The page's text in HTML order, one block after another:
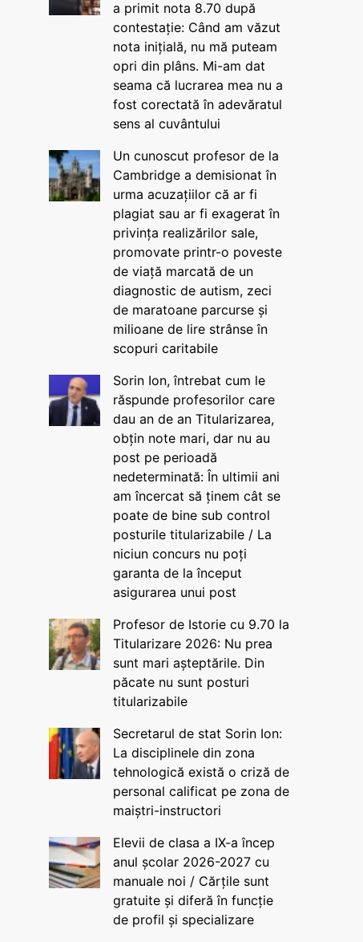
a primit nota 8.70 după
contestație: Când am văzut
nota inițială, nu mă puteam
opri din plâns. Mi-am dat
seama că lucrarea mea nu a
fost corectată în adevăratul
sens al cuvântului
Un cunoscut profesor de la
Cambridge a demisionat în
urma acuzațiilor că ar fi
plagiat sau ar fi exagerat în
privința realizărilor sale,
promovate printr-o poveste
de viață marcată de un
diagnostic de autism, zeci
de maratoane parcurse și
milioane de lire strânse în
scopuri caritabile
Sorin Ion, întrebat cum le
răspunde profesorilor care
dau an de an Titularizarea,
obțin note mari, dar nu au
post pe perioadă
nedeterminată: În ultimii ani
am încercat să ținem cât se
poate de bine sub control
posturile titularizabile / La
niciun concurs nu poți
garanta de la început
asigurarea unui post
Profesor de Istorie cu 9.70 la
Titularizare 2026: Nu prea
sunt mari așteptările. Din
păcate nu sunt posturi
titularizabile
Secretarul de stat Sorin Ion:
La disciplinele din zona
tehnologică există o criză de
personal calificat pe zona de
maiștri-instructori
Elevii de clasa a IX-a încep
anul școlar 2026-2027 cu
manuale noi / Cărțile sunt
gratuite și diferă în funcție
de profil și specializare